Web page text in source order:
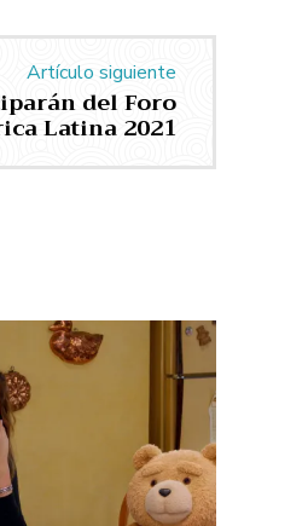
Artículo siguiente
del Foro
Latina 2021